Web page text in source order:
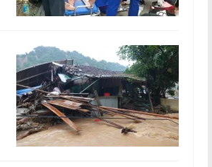
EMagazine
Photo
Infographic
Góc ảnh
Công nghệ